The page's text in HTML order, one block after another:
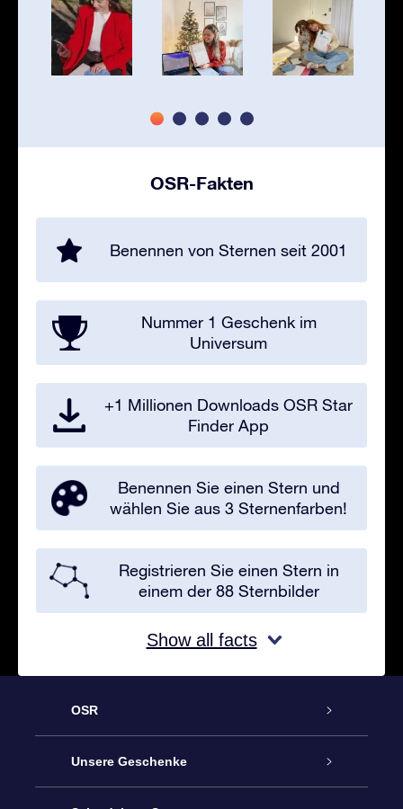
OSR-Fakten
Benennen von Sternen seit 2001
Nummer 1 Geschenk im
Universum
+1 Millionen Downloads OSR Star
Finder App
Benennen Sie einen Stern und
wählen Sie aus 3 Sternenfarben!
Registrieren Sie einen Stern in
einem der 88 Sternbilder
Show all facts
OSR
Service
Unsere Geschenke